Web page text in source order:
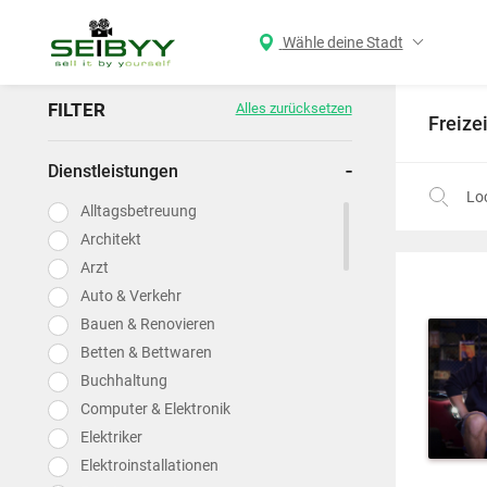
Wähle deine Stadt
FILTER Alles zurücksetzen
Dienstleistungen
Alltagsbetreuung
Architekt
Arzt
Auto & Verkehr
Bauen & Renovieren
Betten & Bettwaren
Buchhaltung
Computer & Elektronik
Elektriker
Elektroinstallationen